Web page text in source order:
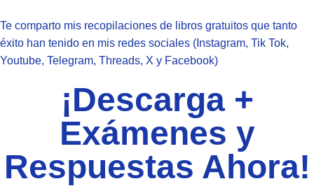
Te comparto mis recopilaciones de libros gratuitos que tanto
éxito han tenido en mis redes sociales (Instagram, Tik Tok,
Youtube, Telegram, Threads, X y Facebook)
¡Descarga +
Exámenes y
Respuestas Ahora!